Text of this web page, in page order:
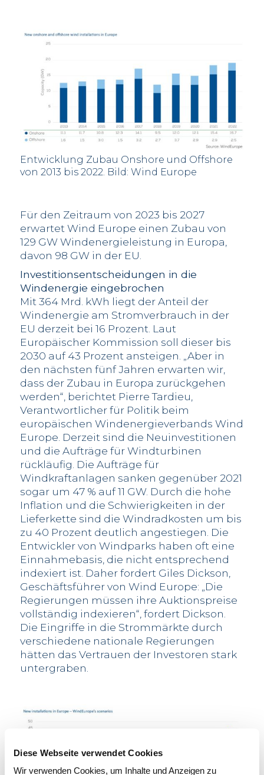
Diese Webseite verwendet Cookies
Wir verwenden Cookies, um Inhalte und Anzeigen zu
Entwicklung Zubau Onshore und Offshore
von 2013 bis 2022. Bild: Wind Europe
Für den Zeitraum von 2023 bis 2027
erwartet Wind Europe einen Zubau von
129 GW Windenergieleistung in Europa,
davon 98 GW in der EU.
Investitionsentscheidungen in die
Windenergie eingebrochen
Mit 364 Mrd. kWh liegt der Anteil der
Windenergie am Stromverbrauch in der
EU derzeit bei 16 Prozent. Laut
Europäischer Kommission soll dieser bis
2030 auf 43 Prozent ansteigen. „Aber in
den nächsten fünf Jahren erwarten wir,
dass der Zubau in Europa zurückgehen
werden“, berichtet Pierre Tardieu,
Verantwortlicher für Politik beim
europäischen Windenergieverbands Wind
Europe. Derzeit sind die Neuinvestitionen
und die Aufträge für Windturbinen
rückläufig. Die Aufträge für
Windkraftanlagen sanken gegenüber 2021
sogar um 47 % auf 11 GW. Durch die hohe
Inflation und die Schwierigkeiten in der
Lieferkette sind die Windradkosten um bis
zu 40 Prozent deutlich angestiegen. Die
Entwickler von Windparks haben oft eine
Einnahmebasis, die nicht entsprechend
indexiert ist. Daher fordert Giles Dickson,
Geschäftsführer von Wind Europe: „Die
Regierungen müssen ihre Auktionspreise
vollständig indexieren“, fordert Dickson.
Die Eingriffe in die Strommärkte durch
verschiedene nationale Regierungen
hätten das Vertrauen der Investoren stark
untergraben.